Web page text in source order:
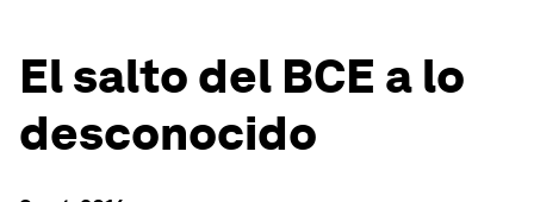
El salto del BCE a lo
desconocido